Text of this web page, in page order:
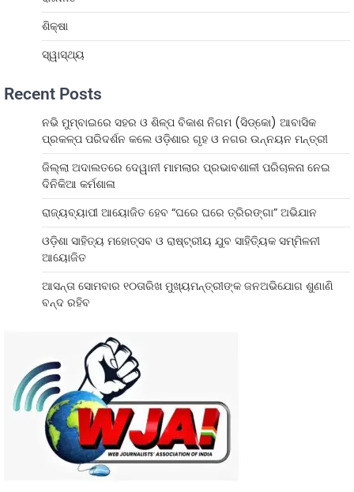
ଶିକ୍ଷା
ସ୍ୱାସ୍ଥ୍ୟ
Recent Posts
ନଭି ମୁମ୍ବାଇରେ ସହର ଓ ଶିଳ୍ପ ବିକାଶ ନିଗମ (ସିଡ୍‌କୋ) ଆବାସିକ
ପ୍ରକଳ୍ପ ପରିଦର୍ଶନ କଲେ ଓଡ଼ିଶାର ଗୃହ ଓ ନଗର ଉନ୍ନୟନ ମନ୍ତ୍ରୀ
ଜିଲ୍ଲା ଅଦାଲତରେ ଦେୱାନୀ ମାମଲାର ପ୍ରଭାବଶାଳୀ ପରିଚାଳନା ନେଇ
ଦିନିକିଆ କର୍ମଶାଳା
ରାଜ୍ୟବ୍ୟାପୀ ଆୟୋଜିତ ହେବ “ଘରେ ଘରେ ତ୍ରିରଙ୍ଗା” ଅଭିଯାନ
ଓଡ଼ିଶା ସାହିତ୍ୟ ମହୋତ୍ସବ ଓ ରାଷ୍ଟ୍ରୀୟ ଯୁବ ସାହିତ୍ୟିକ ସମ୍ମିଳନୀ
ଆୟୋଜିତ
ଆସନ୍ତା ସୋମବାର ୧୦ତାରିଖ ମୁଖ୍ୟମନ୍ତ୍ରୀଙ୍କ ଜନଅଭିଯୋଗ ଶୁଣାଣି
ବନ୍ଦ ରହିବ